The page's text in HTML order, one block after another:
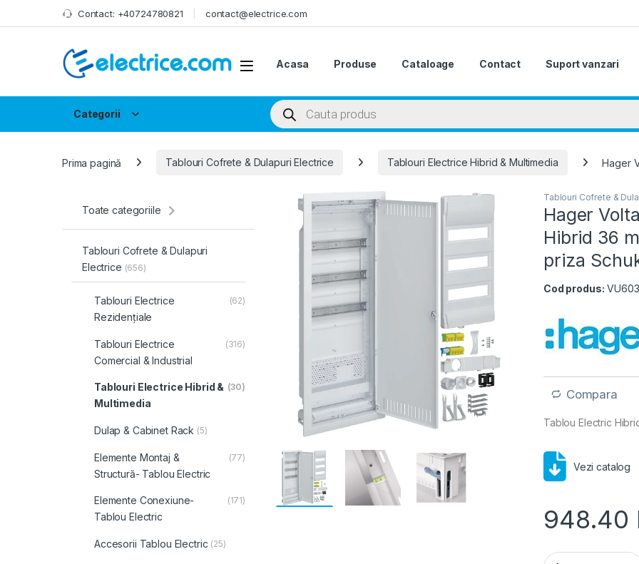
Skip to navigation
Skip to content Contact: +40724780821 contact@electrice.com
Acasa Produse Cataloage Contact Suport vanzari
Categorii
Products search
Prima pagină Tablouri Cofrete & Dulapuri Electrice Tablouri Electrice Hibrid & Multimedia Hager
Tablouri Cofrete &
Hager
Hibrid 36
priza
Cod produs:
Compara
Tablou Electric
Vezi catalog
948.40
Hager Volta
Toate categoriile
Tablouri Cofrete & Dulapuri
Electrice (656)
Tablouri Electrice
Rezidențiale
(62)
Tablouri Electrice
Comercial & Industrial
(316)
Tablouri Electrice Hibrid &
Multimedia
(30)
Dulap & Cabinet Rack (5)
Elemente Montaj &
Structură- Tablou Electric
(77)
Elemente Conexiune-
Tablou Electric
(171)
Accesorii Tablou Electric (25)